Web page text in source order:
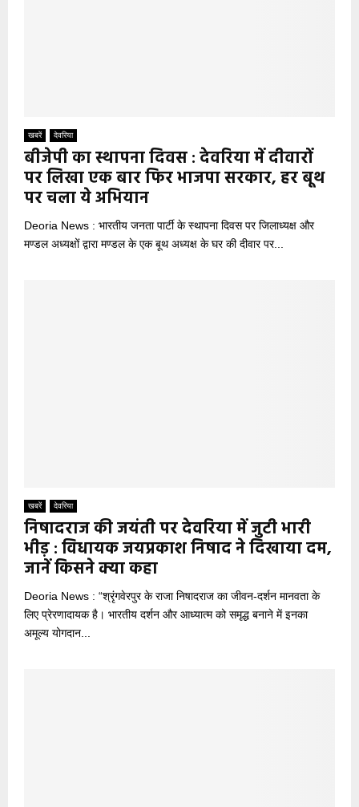
खबरें देवरिया
बीजेपी का स्थापना दिवस : देवरिया में दीवारों
पर लिखा एक बार फिर भाजपा सरकार, हर बूथ
पर चला ये अभियान
Deoria News : भारतीय जनता पार्टी के स्थापना दिवस पर जिलाध्यक्ष और
मण्डल अध्यक्षों द्वारा मण्डल के एक बूथ अध्यक्ष के घर की दीवार पर...
खबरें देवरिया
निषादराज की जयंती पर देवरिया में जुटी भारी
भीड़ : विधायक जयप्रकाश निषाद ने दिखाया दम,
जानें किसने क्या कहा
Deoria News : “श्रृंगवेरपुर के राजा निषादराज का जीवन-दर्शन मानवता के
लिए प्रेरणादायक है। भारतीय दर्शन और आध्यात्म को समृद्ध बनाने में इनका
अमूल्य योगदान...